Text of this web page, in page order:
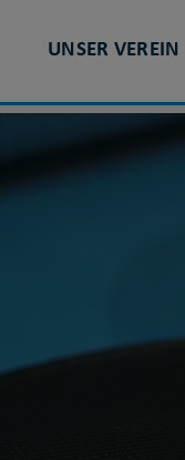
UNSER VEREIN